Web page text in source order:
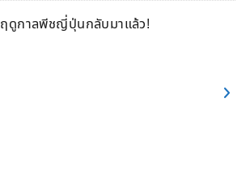
ฤดูกาลพีชญี่ปุ่นกลับมาแล้ว!